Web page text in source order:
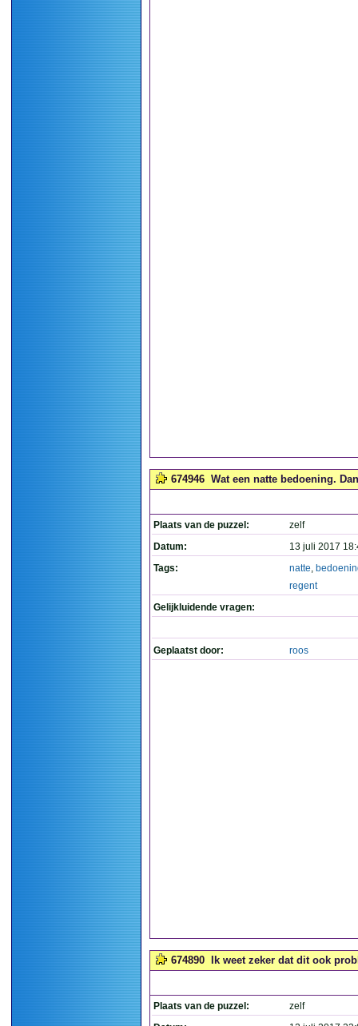
674946 Wat een natte bedoening.
Plaats van de puzzel:
zelf
Datum:
13 juli 2017
Tags:
natte,
regent
Gelijkluidende vragen:
Geplaatst door: roos
674890 Ik weet zeker dat dit ook
Plaats van de puzzel:
zelf